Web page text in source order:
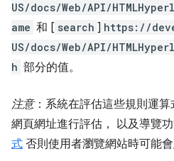
US/docs/Web/API/
ame 和 [ search ] https://
US/docs/Web/API/
h 部分的值。
注意：系統在評估這些規則運
網頁網址進行評估， 以及導覽
式 否則使用者瀏覽網站時可能